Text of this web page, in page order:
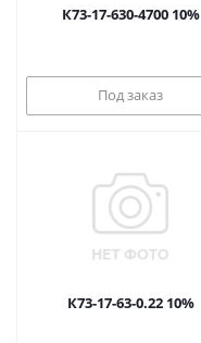
К73-17-630-4700 10%
Под заказ
К73-17-63-0.22 10%